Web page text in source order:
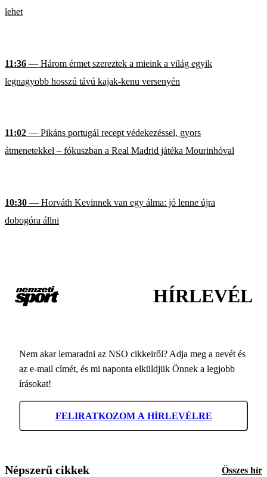
lehet
11:36 — Három érmet szereztek a mieink a világ egyik
legnagyobb hosszú távú kajak-kenu versenyén
11:02 — Pikáns portugál recept védekezéssel, gyors
átmenetekkel – fókuszban a Real Madrid játéka Mourinhóval
10:30 — Horváth Kevinnek van egy álma: jó lenne újra
dobogóra állni
HÍRLEVÉL
Nem akar lemaradni az NSO cikkeiről? Adja meg a nevét és
az e-mail címét, és mi naponta elküldjük Önnek a legjobb
írásokat!
FELIRATKOZOM A HÍRLEVÉLRE
Népszerű cikkek Összes hír